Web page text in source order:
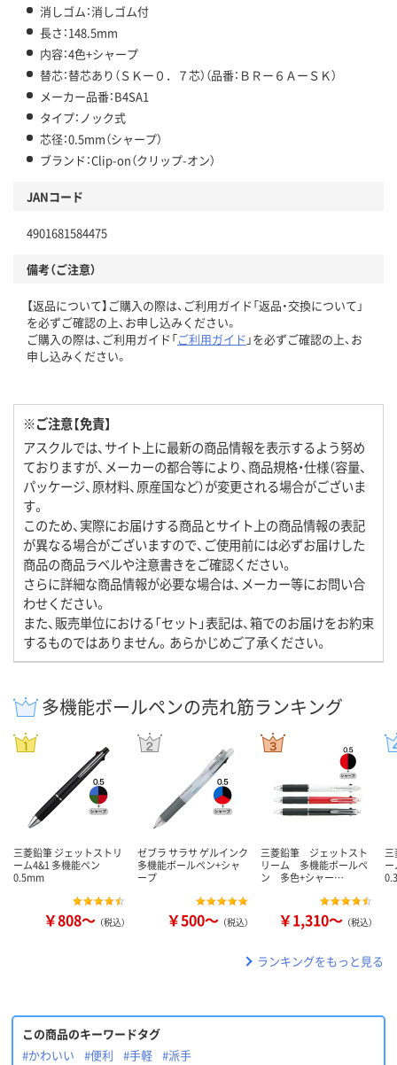
消しゴム：消しゴム付
長さ：148.5mm
内容：4色+シャープ
替芯：替芯あり（ＳＫー０．７芯）（品番：ＢＲー６ＡーＳＫ）
メーカー品番：B4SA1
タイプ：ノック式
芯径：0.5mm（シャープ）
ブランド：Clip-on（クリップ-オン）
JANコード
4901681584475
備考（ご注意）
【返品について】ご購入の際は、ご利用ガイド「返品・交換について」
を必ずご確認の上、お申し込みください。
ご購入の際は、ご利用ガイド「ご利用ガイド 」を必ずご確認の上、お
申し込みください。
※ご注意【免責】
アスクルでは、サイト上に最新の商品情報を表示するよう努め
ておりますが、メーカーの都合等により、商品規格・仕様（容量、
パッケージ、原材料、原産国など）が変更される場合がございま
す。
このため、実際にお届けする商品とサイト上の商品情報の表記
が異なる場合がございますので、ご使用前には必ずお届けした
商品の商品ラベルや注意書きをご確認ください。
さらに詳細な商品情報が必要な場合は、メーカー等にお問い合
わせください。
また、販売単位における「セット」表記は、箱でのお届けをお約束
するものではありません。あらかじめご了承ください。
多機能ボールペンの売れ筋ランキング
三菱鉛筆 ジェットストリ
ーム4&1 多機能ペン
0.5mm
￥808～ （税込）
ゼブラ サラサ ゲルインク
多機能ボールペン+シャ
ープ
￥500～ （税込）
三菱鉛筆 ジェットスト
リーム 多機能ボールペ
ン 多色+シャー…
￥1,310～ （税込）
ランキングをもっと見る
この商品のキーワードタグ
#かわいい
#便利 #手軽 #派手